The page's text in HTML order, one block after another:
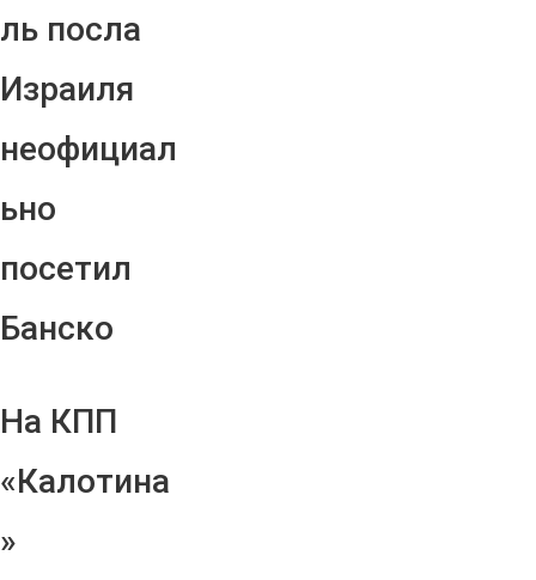
ль посла
Израиля
неофициал
ьно
посетил
Банско
На КПП
«Калотина
»